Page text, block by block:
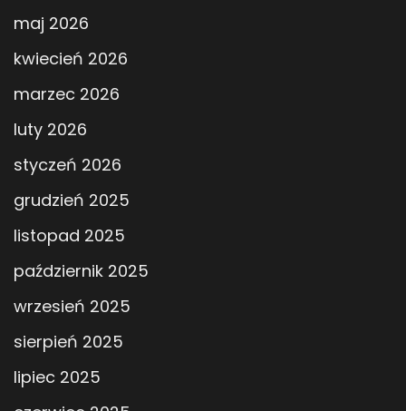
maj 2026
kwiecień 2026
marzec 2026
luty 2026
styczeń 2026
grudzień 2025
listopad 2025
październik 2025
wrzesień 2025
sierpień 2025
lipiec 2025